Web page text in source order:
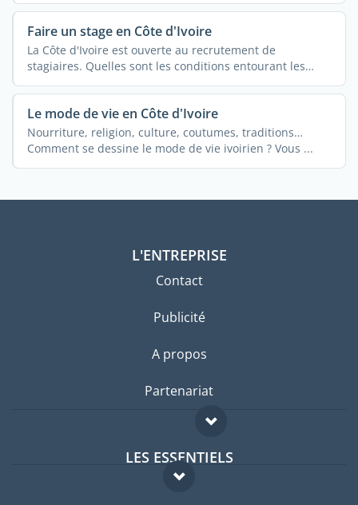
Faire un stage en Côte d'Ivoire
La Côte d'Ivoire est ouverte au recrutement de
stagiaires. Quelles sont les conditions entourant les
stages ...
Le mode de vie en Côte d'Ivoire
Nourriture, religion, culture, coutumes, traditions…
Comment se dessine le mode de vie ivoirien ? Vous ...
L'ENTREPRISE
Contact
Publicité
A propos
Partenariat
LES ESSENTIELS
Forum expatriés